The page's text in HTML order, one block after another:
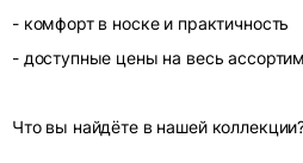
- комфорт в носке и практичность
- доступные цены на весь
Что вы найдёте в нашей